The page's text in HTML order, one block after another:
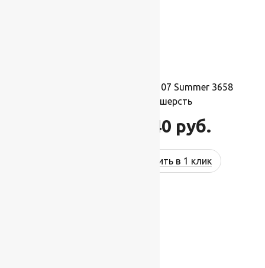
Ковер шерстяной Прямой 107 Summer 3658
0,90×1,60 м, 100% шерсть
15 840 руб.
Купить в 1 клик